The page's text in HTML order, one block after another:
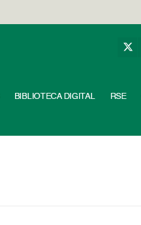
BIBLIOTECA DIGITAL RSE